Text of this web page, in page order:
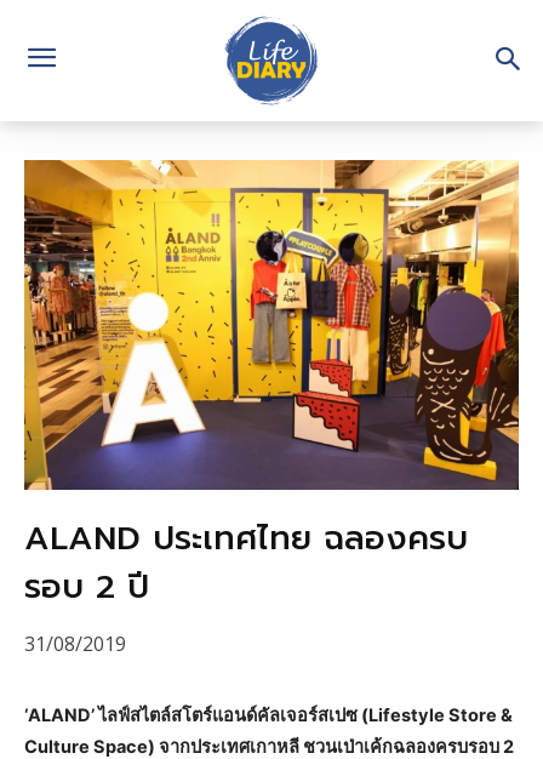
ALAND ประเทศไทย ฉลองครบ
รอบ 2 ปี
31/08/2019
‘ALAND’ ไลฟ์สไตล์สโตร์แอนด์คัลเจอร์สเปซ (Lifestyle Store &
Culture Space) จากประเทศเกาหลี ชวนเป่าเค้กฉลองครบรอบ 2